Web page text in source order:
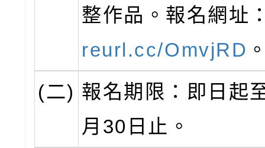
整作品。報名網址
reurl.cc/OmvjRD
(二) 報名期限：即日起
月30日止。